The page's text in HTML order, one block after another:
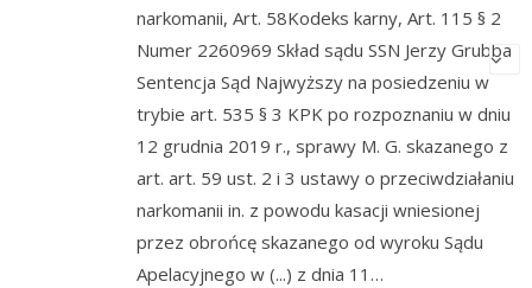
narkomanii, Art. 58Kodeks karny, Art. 115 § 2
Numer 2260969 Skład sądu SSN Jerzy Grubba
Sentencja Sąd Najwyższy na posiedzeniu w
trybie art. 535 § 3 KPK po rozpoznaniu w dniu
12 grudnia 2019 r., sprawy M. G. skazanego z
art. art. 59 ust. 2 i 3 ustawy o przeciwdziałaniu
narkomanii in. z powodu kasacji wniesionej
przez obrońcę skazanego od wyroku Sądu
Apelacyjnego w (...) z dnia 11…